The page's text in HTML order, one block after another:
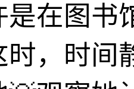
是在图书
时，时间